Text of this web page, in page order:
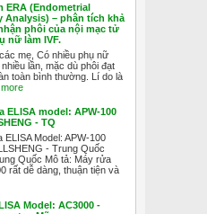
ERA (Endometrial
Analysis) – phân tích khả
phôi của nội mạc tử
nữ làm IVF.
mẹ, Có nhiều phụ nữ
lần, mặc dù phôi đạt
toàn bình thường. Lí do là
ELISA model: APW-100
- TQ
ELISA Model: APW-100
- Trung Quốc
Quốc Mô tả: Máy rửa
rất dễ dàng, thuận tiện và
Model: AC3000 -